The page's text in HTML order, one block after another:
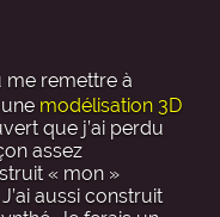
me remettre à
modélisation 3D
que j’ai perdu
assez
« mon »
aussi construit